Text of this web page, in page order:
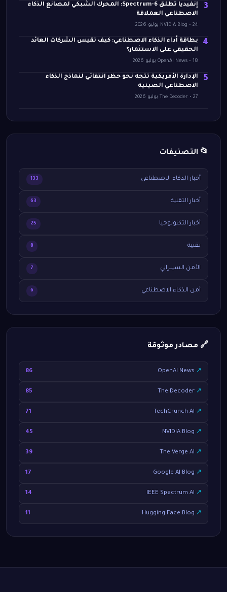
3
إنفيديا تطلق Spectrum-6: المحرك الشبكي لمصانع الذكاء
الاصطناعي العملاقة
NVIDIA Blog • 24 يوليو 2026
4
بطاقة أداء الذكاء الاصطناعي: كيف تقيس الشركات العائد
الحقيقي على الاستثمار؟
OpenAI News • 18 يوليو 2026
5
الإدارة الأمريكية تتجه نحو حظر انتقائي لنماذج الذكاء
الاصطناعي الصينية
The Decoder • 27 يوليو 2026
📂 التصنيفات
أخبار الذكاء الاصطناعي 133
أخبار التقنية 63
أخبار التكنولوجيا 25
تقنية 8
الأمن السيبراني 7
أمن الذكاء الاصطناعي 6
🔗 مصادر موثوقة
↗
86
↗
85
↗
71
↗
45
↗
39
↗
17
↗
14
↗
11